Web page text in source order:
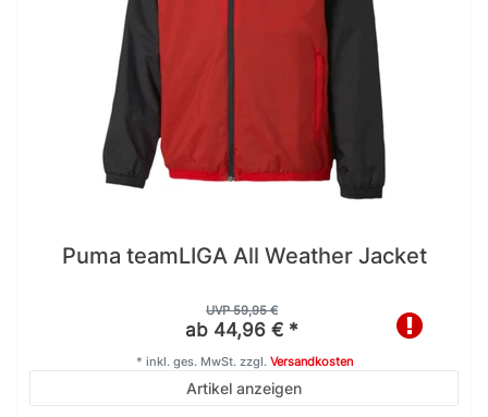
Puma teamLIGA All Weather Jacket
UVP 59,95 €
ab 44,96 € *
Artikel anzeigen
* inkl. ges. MwSt.zzgl. Versandkosten